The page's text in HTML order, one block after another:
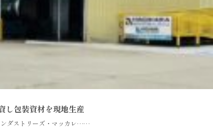
し包装資材を現地生産
ンダストリーズ・マッカレ……